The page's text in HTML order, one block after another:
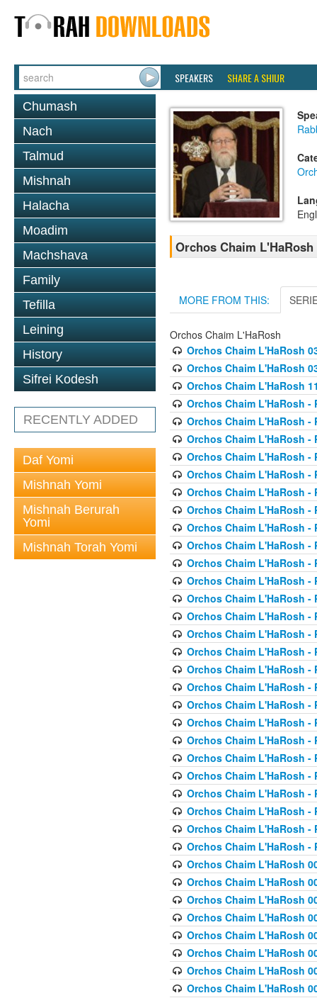
SPEAKERS SHARE A SHIUR
Chumash
Nach
Talmud
Mishnah
Halacha
Moadim
Machshava
Family
Tefilla
Leining
History
Sifrei Kodesh
RECENTLY ADDED
Daf Yomi
Mishnah Yomi
Mishnah Berurah
Yomi
Mishnah Torah Yomi
Orchos Chaim
MORE FROM THIS:
Orchos Chaim L'HaRosh
Orchos Chaim L'HaRosh
Orchos Chaim L'HaRosh
Orchos Chaim L'HaRosh
Orchos Chaim L'HaRosh -
Orchos Chaim L'HaRosh -
Orchos Chaim L'HaRosh -
Orchos Chaim L'HaRosh -
Orchos Chaim L'HaRosh -
Orchos Chaim L'HaRosh -
Orchos Chaim L'HaRosh -
Orchos Chaim L'HaRosh -
Orchos Chaim L'HaRosh -
Orchos Chaim L'HaRosh -
Orchos Chaim L'HaRosh -
Orchos Chaim L'HaRosh -
Orchos Chaim L'HaRosh -
Orchos Chaim L'HaRosh -
Orchos Chaim L'HaRosh -
Orchos Chaim L'HaRosh -
Orchos Chaim L'HaRosh -
Orchos Chaim L'HaRosh -
Orchos Chaim L'HaRosh -
Orchos Chaim L'HaRosh -
Orchos Chaim L'HaRosh -
Orchos Chaim L'HaRosh -
Orchos Chaim L'HaRosh -
Orchos Chaim L'HaRosh -
Orchos Chaim L'HaRosh -
Orchos Chaim L'HaRosh -
Orchos Chaim L'HaRosh
Orchos Chaim L'HaRosh
Orchos Chaim L'HaRosh
Orchos Chaim L'HaRosh
Orchos Chaim L'HaRosh
Orchos Chaim L'HaRosh
Orchos Chaim L'HaRosh
Orchos Chaim L'HaRosh